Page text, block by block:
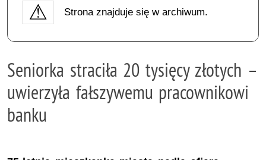
Strona znajduje się w archiwum.
Seniorka straciła 20 tysięcy złotych –
uwierzyła fałszywemu pracownikowi
banku